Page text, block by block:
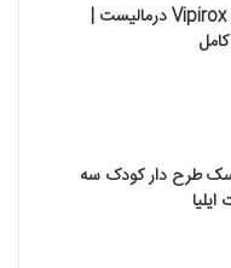
شامپو ضد شوره Vipirox درمالیست |
طرح دار کودک سه